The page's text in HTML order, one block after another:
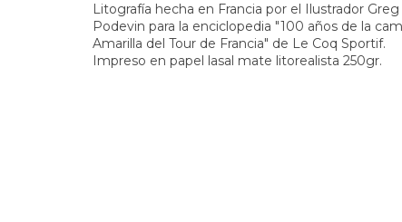
Litografía hecha en Francia por el Ilustrador Greg
Podevin para la enciclopedia "100 años de la
Amarilla del Tour de Francia" de Le Coq Sportif.
Impreso en papel lasal mate litorealista 250gr.